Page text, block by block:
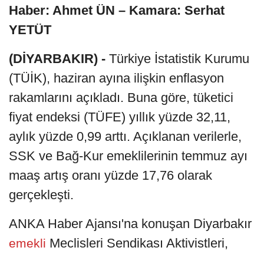
Haber: Ahmet ÜN – Kamara: Serhat
YETÜT
(DİYARBAKIR) - Türkiye İstatistik Kurumu
(TÜİK), haziran ayına ilişkin enflasyon
rakamlarını açıkladı. Buna göre, tüketici
fiyat endeksi (TÜFE) yıllık yüzde 32,11,
aylık yüzde 0,99 arttı. Açıklanan verilerle,
SSK ve Bağ-Kur emeklilerinin temmuz ayı
maaş artış oranı yüzde 17,76 olarak
gerçekleşti.
ANKA Haber Ajansı'na konuşan Diyarbakır
emekli Meclisleri Sendikası Aktivistleri,